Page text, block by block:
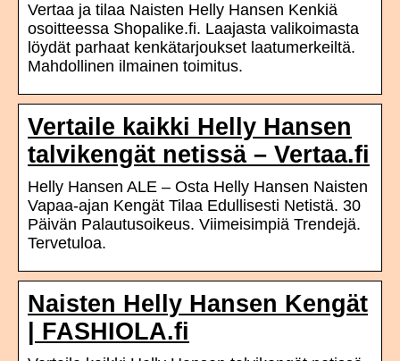
Vertaa ja tilaa Naisten Helly Hansen Kenkiä
osoitteessa Shopalike.fi. Laajasta valikoimasta
löydät parhaat kenkätarjoukset laatumerkeiltä.
Mahdollinen ilmainen toimitus.
Vertaile kaikki Helly Hansen
talvikengät netissä – Vertaa.fi
Helly Hansen ALE – Osta Helly Hansen Naisten
Vapaa-ajan Kengät Tilaa Edullisesti Netistä. 30
Päivän Palautusoikeus. Viimeisimpiä Trendejä.
Tervetuloa.
Naisten Helly Hansen Kengät
| FASHIOLA.fi